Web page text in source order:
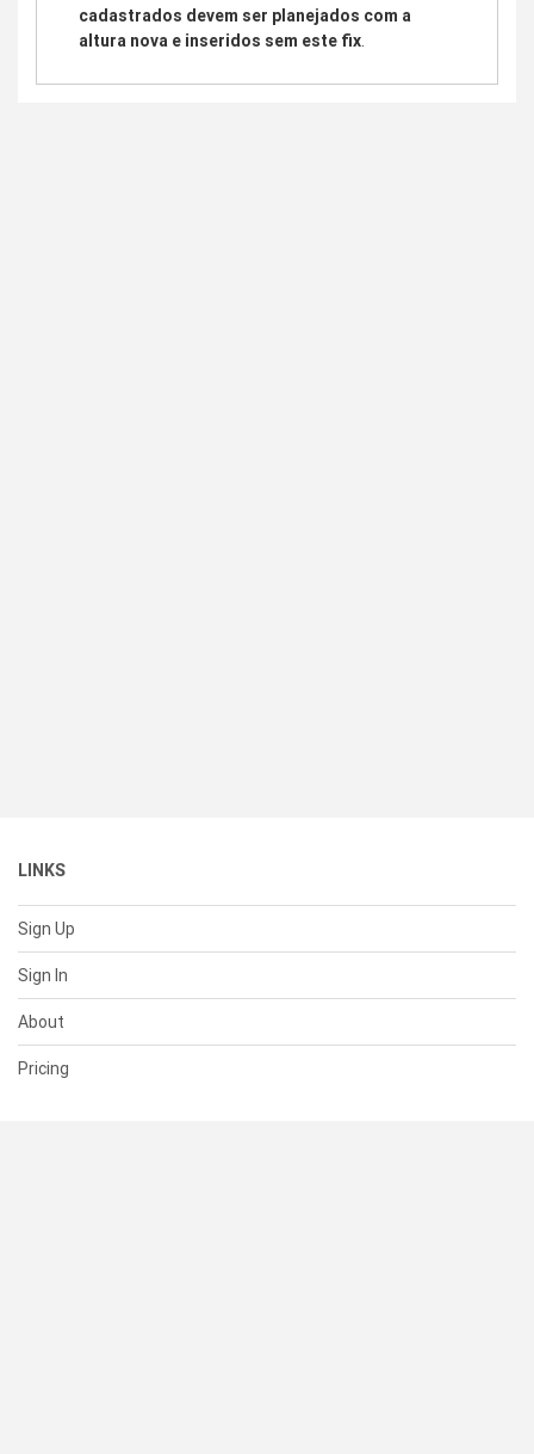
cadastrados devem ser planejados com a
altura nova e inseridos sem este fix
LINKS
Sign Up
Sign In
About
Pricing